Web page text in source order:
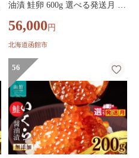
油漬 鮭卵 600g 選べる発送月 函
鮮 いくら丼 パスタ 海の宝石 食
感 贅沢 使い切りサイズ おにぎ
館 ふるさと グルメ お取り寄せ
送料無料_HD032-068-11
56,000 円
北海道函館市
56